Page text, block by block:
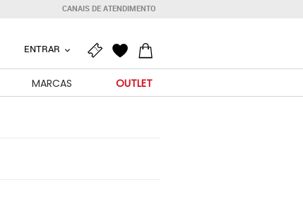
CANAIS DE ATENDIMENTO
ENTRAR
MARCAS OUTLET